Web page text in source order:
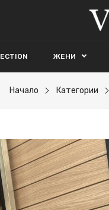
ЖЕНИ
Начало Категории